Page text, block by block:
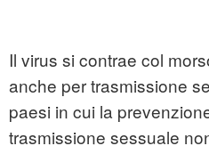
Il virus si contrae col
anche per trasmissione
paesi in cui la
trasmissione sessuale